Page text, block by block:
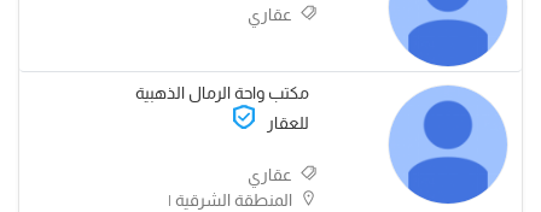
عقاري
مكتب واحة الرمال الذهبية
للعقار
عقاري
المنطقة الشرقية |